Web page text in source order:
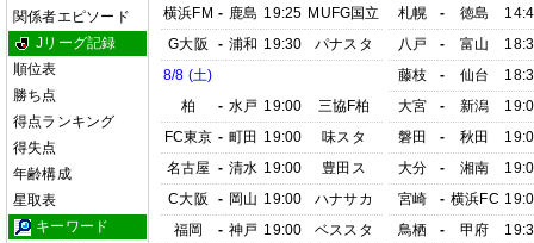
関係者エピソード
Jリーグ記録
順位表
勝ち点
得点ランキング
得失点
年齢構成
星取表
キーワード
横浜FM - 鹿島 19:25 MUFG国立
G大阪
- 浦和 19:30
パナスタ
8/8 (土)
柏
- 水戸 19:00
三協F柏
FC東京 - 町田 19:00
味スタ
名古屋 - 清水 19:00
豊田ス
C大阪
- 岡山 19:00
ハナサカ
福岡
- 神戸 19:00
ベススタ
札幌
- 徳島
八戸
- 富山
藤枝
- 仙台
大宮
- 新潟
磐田
- 秋田
大分
- 湘南
宮崎
- 横浜FC
鳥栖
- 甲府